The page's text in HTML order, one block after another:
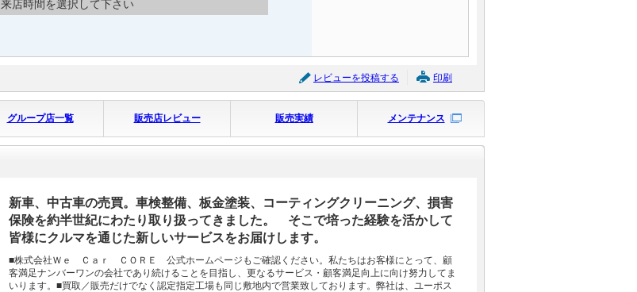
来店時間を選択して下さい
レビューを投稿する 印刷
グループ店一覧 販売店レビュー 販売実績 メンテナンス
新車、中古車の売買。車検整備、板金塗装、コーティングクリーニング、損害
保険を約半世紀にわたり取り扱ってきました。 そこで培った経験を活かして
皆様にクルマを通じた新しいサービスをお届けします。
■株式会社Ｗｅ Ｃａｒ ＣＯＲＥ 公式ホームページもご確認ください。私たちはお客様にとって、顧
客満足ナンバーワンの会社であり続けることを目指し、更なるサービス・顧客満足向上に向け努力してま
いります。■買取／販売だけでなく認定指定工場も同じ敷地内で営業致しております。弊社は、ユーポス